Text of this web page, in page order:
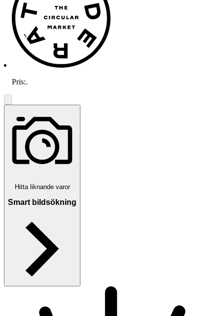
Pris:.
Hitta liknande varor
Smart bildsökning